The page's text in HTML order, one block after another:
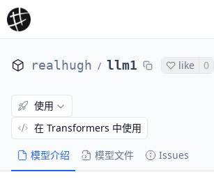
realhugh / llm1 like 0
模型介绍 模型文件 Issues
使用
在 Transformers 中使用